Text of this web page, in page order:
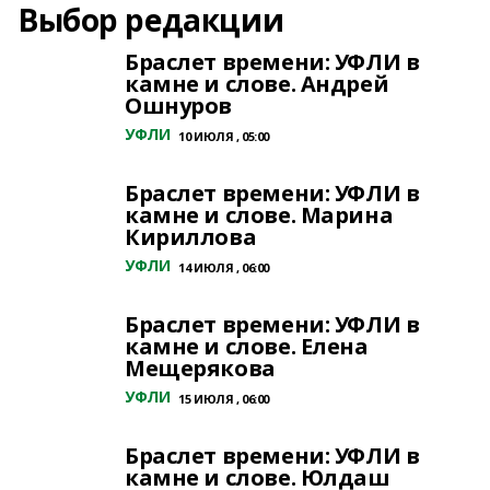
Выбор редакции
Браслет времени: УФЛИ в
камне и слове. Андрей
Ошнуров
УФЛИ 10 ИЮЛЯ , 05:00
Браслет времени: УФЛИ в
камне и слове. Марина
Кириллова
УФЛИ 14 ИЮЛЯ , 06:00
Браслет времени: УФЛИ в
камне и слове. Елена
Мещерякова
УФЛИ 15 ИЮЛЯ , 06:00
Браслет времени: УФЛИ в
камне и слове. Юлдаш